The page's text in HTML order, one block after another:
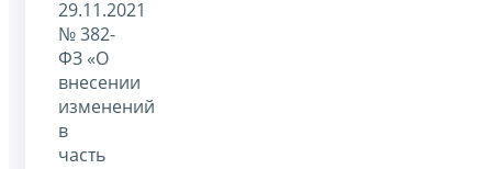
29.11.2021
№ 382-
ФЗ «О
внесении
изменений
в
часть